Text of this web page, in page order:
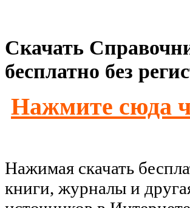
Скачать
бесплатно без
Нажмите сюда
Нажимая скачать
книги, журналы и